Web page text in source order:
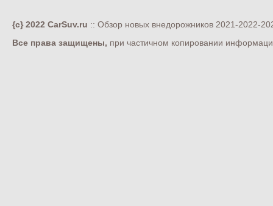
{c} 2022 CarSuv.ru :: Обзор новых внедорожников 2021-2022-
Все права защищены, при частичном копировании